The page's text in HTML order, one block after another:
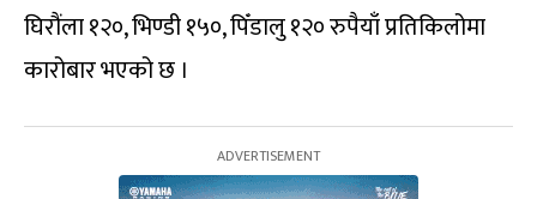
घिरौंला १२०, भिण्डी १५०, पिँडालु १२० रुपैयाँ प्रतिकिलोमा
कारोबार भएको छ ।